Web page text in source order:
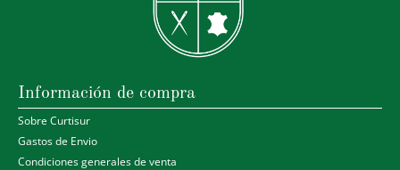
Información de compra
Sobre Curtisur
Gastos de Envio
Condiciones generales de venta